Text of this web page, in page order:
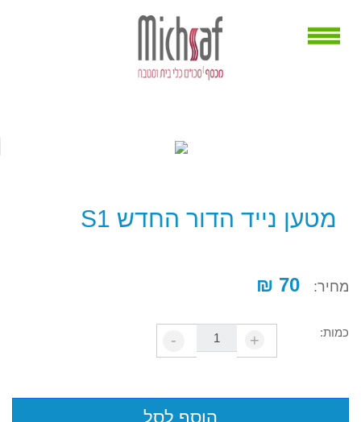
מטען נייד הדור החדש S1
מחיר: 70 ₪
כמות: +
-
הוסף לסל